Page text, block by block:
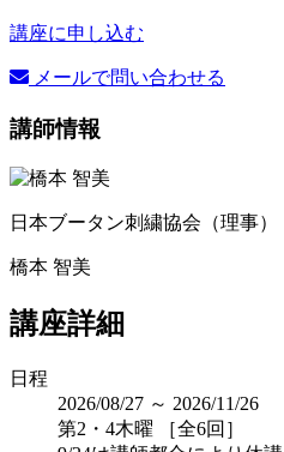
講座に申し込む
メールで問い合わせる
講師情報
日本ブータン刺繍協会（理事）
橋本 智美
講座詳細
日程
2026/08/27 ～ 2026/11/26
第2・4木曜 ［全6回］